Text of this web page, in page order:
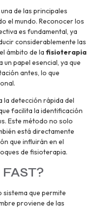
de las principales
el mundo. Reconocer los
es fundamental, ya
considerablemente las
ámbito de la fisioterapia
papel esencial, ya que
antes, lo que
la detección rápida del
facilita la identificación
Este método no solo
está directamente
que influirán en el
de fisioterapia.
sistema que permite
proviene de las